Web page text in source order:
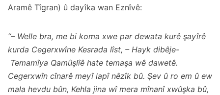
Aramê Tîgran) û dayîka wan Eznîvê:
“– Welle bra, me bi koma xwe par dewata kurê şayîrê
kurda Cegerxwîne Kesrada lîst, – Hayk dibêje-
Temamîya Qamûşlîê hate temaşa wê dawetê.
Cegerxwîn cînarê meyî lapî nêzîk bû. Şev û ro em û ew
mala hevdu bûn, Kehla jina wî mera mînanî xwûşka bû,